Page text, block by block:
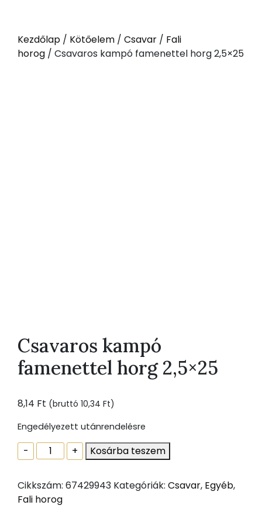
Kezdőlap / Kötőelem / Csavar / Fali
horog / Csavaros kampó famenettel horg 2,5×25
Csavaros kampó
famenettel horg 2,5×25
8,14 Ft (bruttó 10,34 Ft)
Engedélyezett utánrendelésre
-
Csavaros
kampó
horg
2,5x25
+ Kosárba teszem
Cikkszám: 67429943 Kategóriák: Csavar, Egyéb,
Fali horog